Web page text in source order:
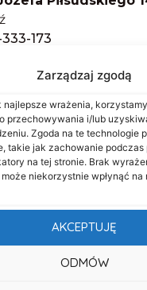
Zarządzaj zgodą
najlepsze wrażenia,
przechowywania i/lub
Zgoda na te technologie
takie jak zachowanie podczas
na tej stronie. Brak
niekorzystnie wpłynąć na
AKCEPTUJĘ
ODMÓW
173